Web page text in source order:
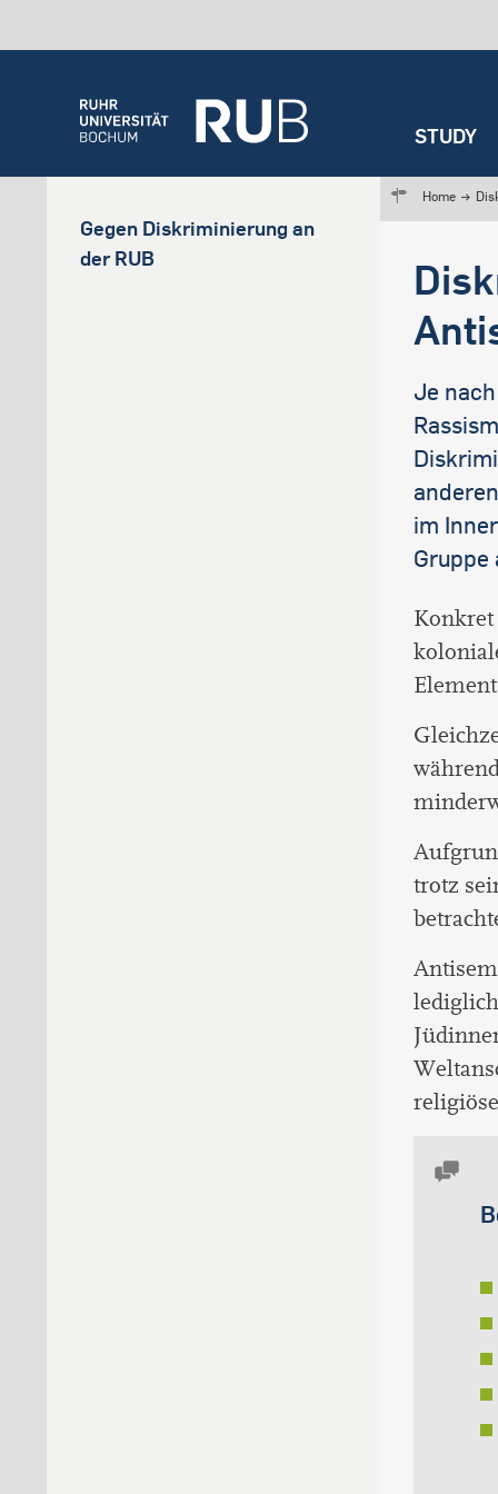
STUDY
Key
ERC
Our
Home →
Gegen Diskriminierung an
der RUB
Je
im
Gruppe
Konkret
trotz